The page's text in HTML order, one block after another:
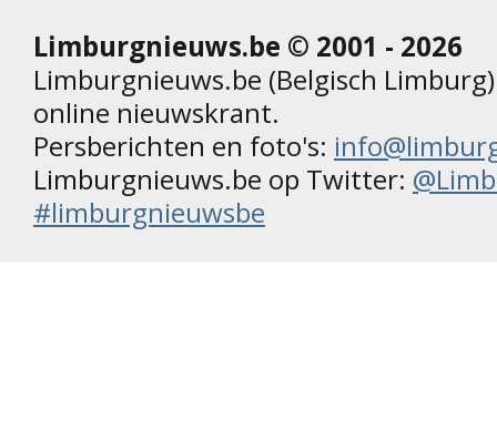
Limburgnieuws.be © 2001 - 2026
Limburgnieuws.be (Belgisch
online nieuwskrant.
Persberichten en foto's:
Limburgnieuws.be op Twitter:
#limburgnieuwsbe